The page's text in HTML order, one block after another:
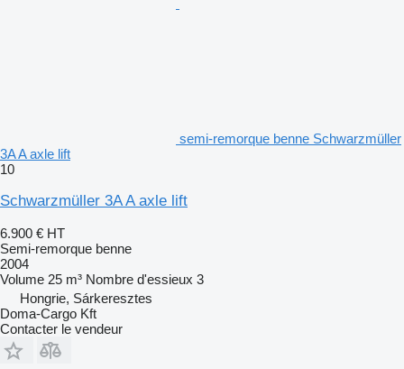
semi-remorque benne Schwarzmüller
3A A axle lift
10
Schwarzmüller 3A A axle lift
6.900 € HT
Semi-remorque benne
2004
Volume 25 m³ Nombre d'essieux 3
Hongrie, Sárkeresztes
Doma-Cargo Kft
Contacter le vendeur